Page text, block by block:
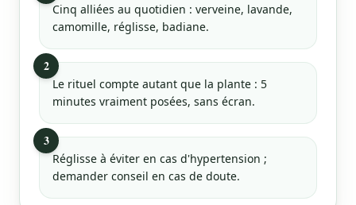
Cinq alliées au quotidien : verveine, lavande,
camomille, réglisse, badiane.
2
Le rituel compte autant que la plante : 5
minutes vraiment posées, sans écran.
3
Réglisse à éviter en cas d'hypertension ;
demander conseil en cas de doute.